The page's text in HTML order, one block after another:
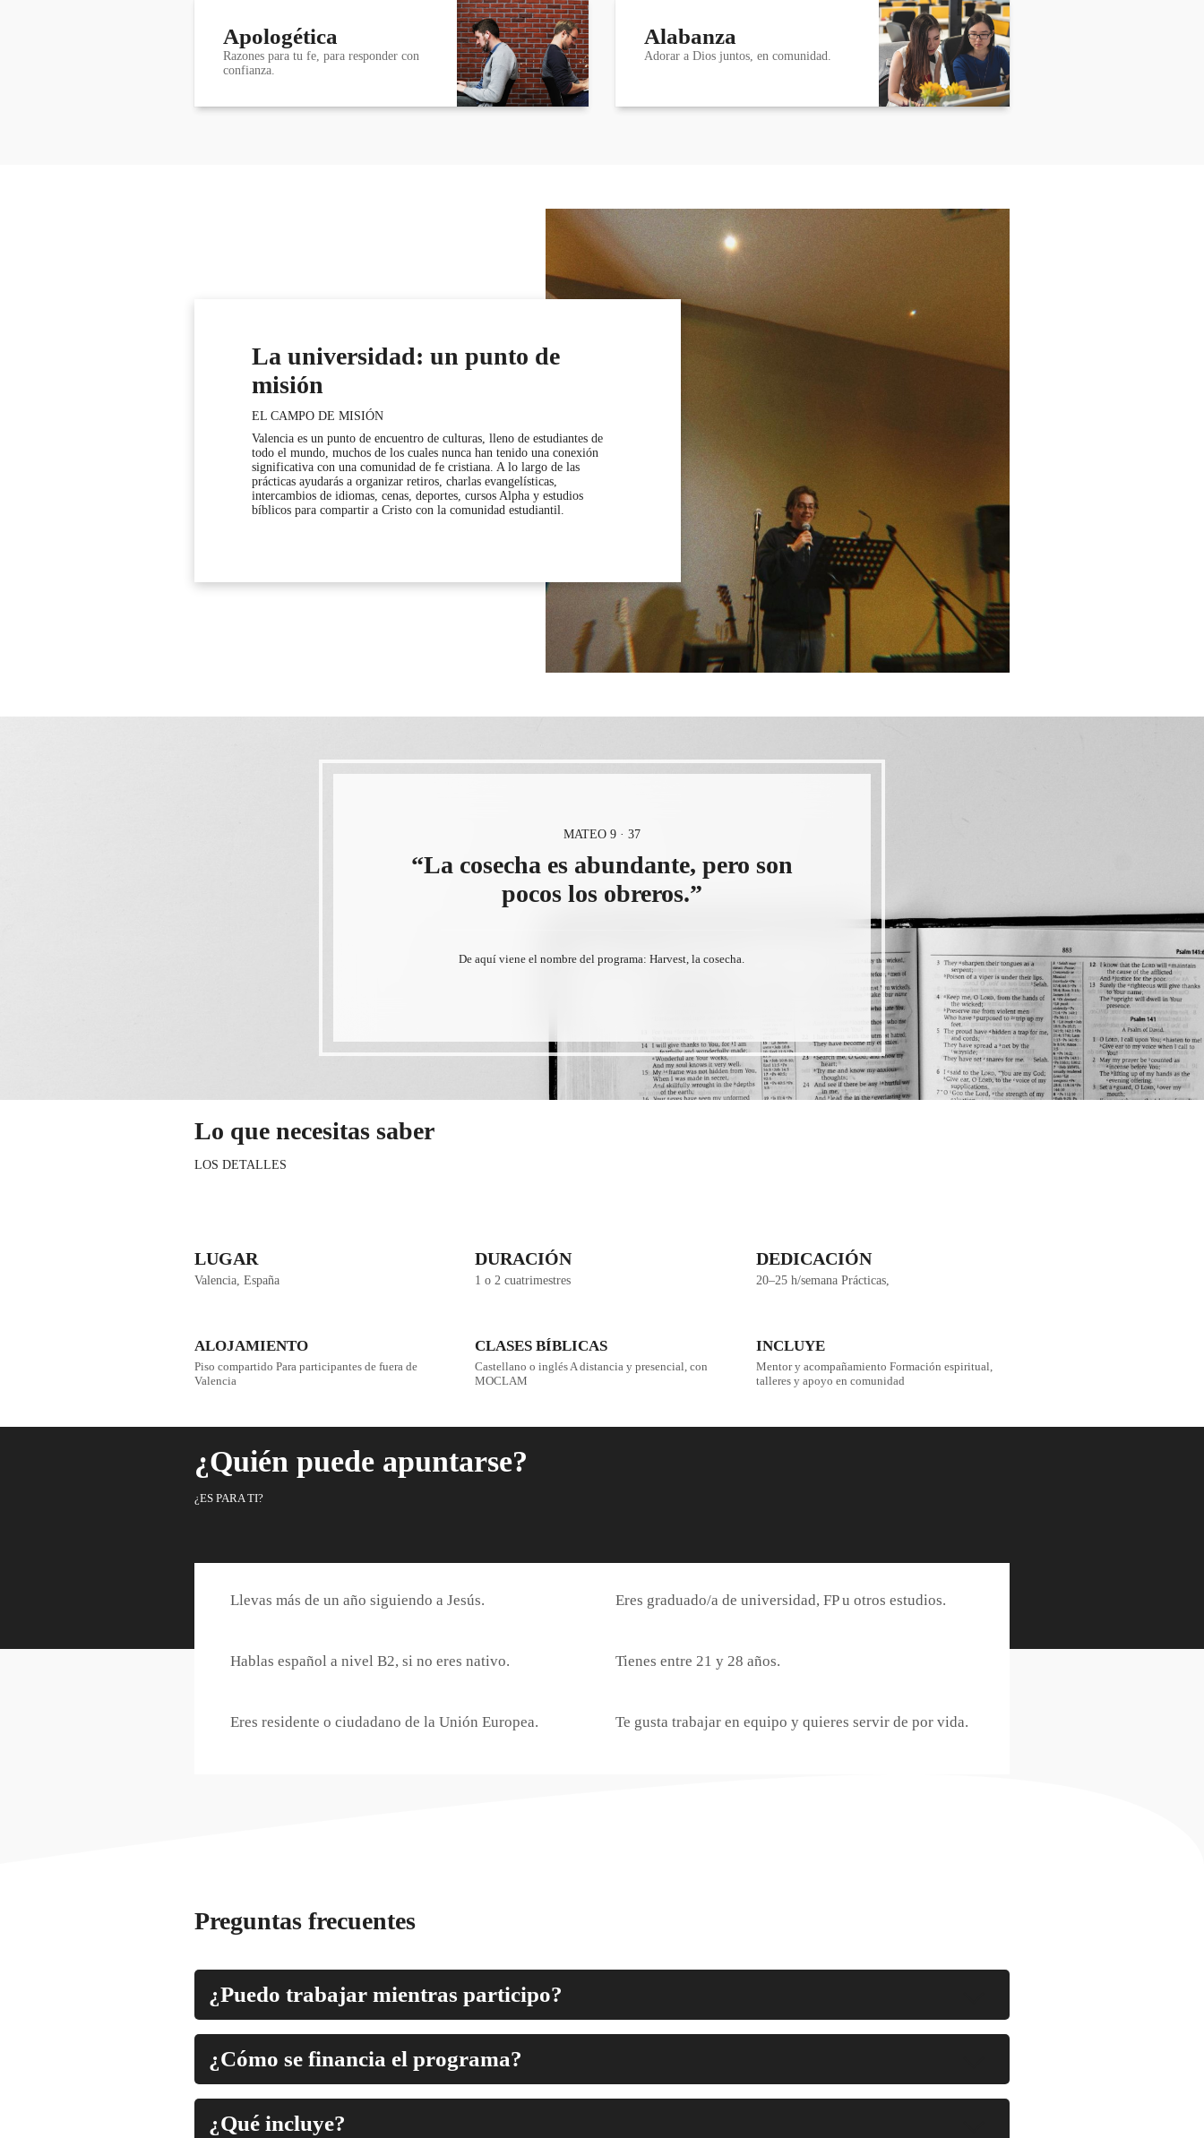
Apologética
Razones para tu fe, para responder con
confianza.
Alabanza
Adorar a Dios juntos, en comunidad.
La universidad: un punto de
misión
EL CAMPO DE MISIÓN
Valencia es un punto de encuentro de culturas, lleno de estudiantes de
todo el mundo, muchos de los cuales nunca han tenido una conexión
significativa con una comunidad de fe cristiana. A lo largo de las
prácticas ayudarás a organizar retiros, charlas evangelísticas,
intercambios de idiomas, cenas, deportes, cursos Alpha y estudios
bíblicos para compartir a Cristo con la comunidad estudiantil.
MATEO 9 · 37
“La cosecha es abundante, pero son
pocos los obreros.”
De aquí viene el nombre del programa: Harvest, la cosecha.
Lo que necesitas saber
LOS DETALLES
LUGAR
Valencia, España
DURACIÓN
1 o 2 cuatrimestres
DEDICACIÓN
20–25 h/semana Prácticas,
ALOJAMIENTO
Piso compartido Para participantes de fuera de
Valencia
CLASES BÍBLICAS
Castellano o inglés A distancia y presencial, con
MOCLAM
INCLUYE
Mentor y acompañamiento Formación espiritual,
talleres y apoyo en comunidad
¿Quién puede apuntarse?
¿ES PARA TI?
Llevas más de un año siguiendo a Jesús. Eres graduado/a de universidad, FP u otros estudios.
Hablas español a nivel B2, si no eres nativo. Tienes entre 21 y 28 años.
Eres residente o ciudadano de la Unión Europea. Te gusta trabajar en equipo y quieres servir de por vida.
Preguntas frecuentes
¿Puedo trabajar mientras participo?
¿Cómo se financia el programa?
¿Qué incluye?